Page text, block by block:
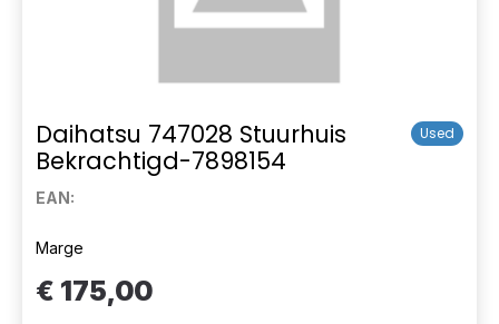
Daihatsu 747028 Stuurhuis
Bekrachtigd-7898154
Used
EAN:
Marge
€ 175,00